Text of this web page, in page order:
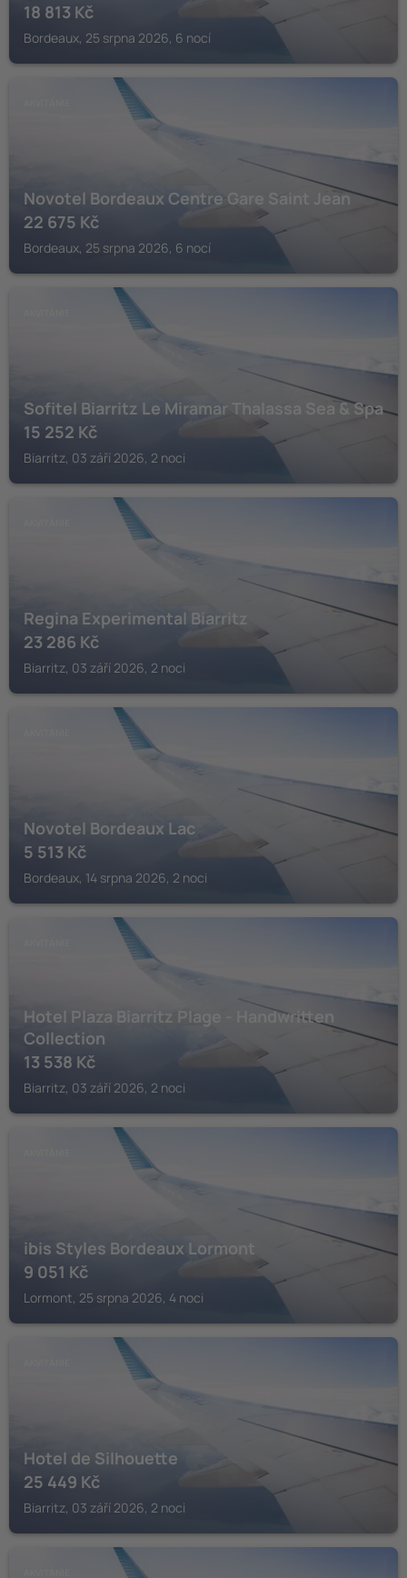
18 813 Kč
Bordeaux, 25 srpna 2026, 6 nocí
Novotel Bordeaux Centre Gare Saint Jean
22 675 Kč
Bordeaux, 25 srpna 2026, 6 nocí
Sofitel Biarritz Le Miramar Thalassa Sea & Spa
15 252 Kč
Biarritz, 03 září 2026, 2 noci
Regina Experimental Biarritz
23 286 Kč
Biarritz, 03 září 2026, 2 noci
Novotel Bordeaux Lac
5 513 Kč
Bordeaux, 14 srpna 2026, 2 noci
Hotel Plaza Biarritz Plage - Handwritten
Collection
13 538 Kč
Biarritz, 03 září 2026, 2 noci
ibis Styles Bordeaux Lormont
9 051 Kč
Lormont, 25 srpna 2026, 4 noci
Hotel de Silhouette
25 449 Kč
Biarritz, 03 září 2026, 2 noci